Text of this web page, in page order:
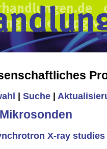
Suche
X-ray studies